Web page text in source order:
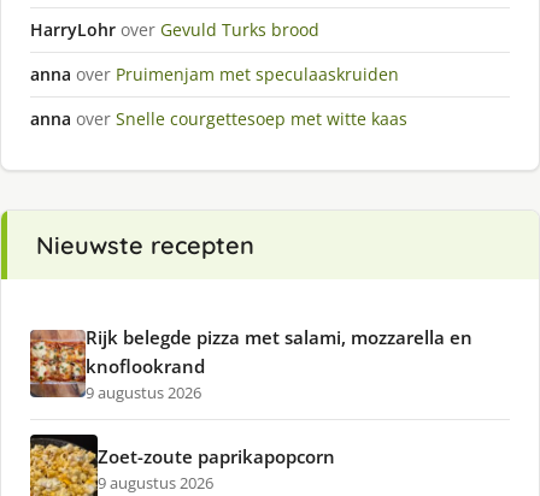
HarryLohr over Gevuld Turks brood
anna over Pruimenjam met speculaaskruiden
anna over Snelle courgettesoep met witte kaas
Nieuwste recepten
Rijk belegde pizza met salami, mozzarella en
knoflookrand
9 augustus 2026
Zoet-zoute paprikapopcorn
9 augustus 2026